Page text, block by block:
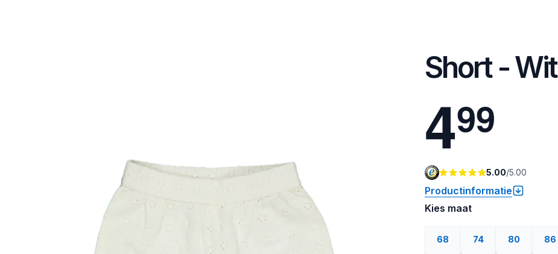
Short - Wit
499
5.00/5.00
Productinformatie
Kies maat
68 74 80 86